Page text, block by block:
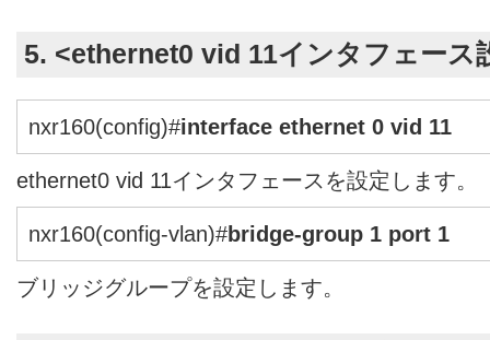
5. <ethernet0 vid 11インタフェース
nxr160(config)#interface ethernet 0 vid 11
ethernet0 vid 11インタフェースを設定します。
nxr160(config-vlan)#bridge-group 1 port 1
ブリッジグループを設定します。